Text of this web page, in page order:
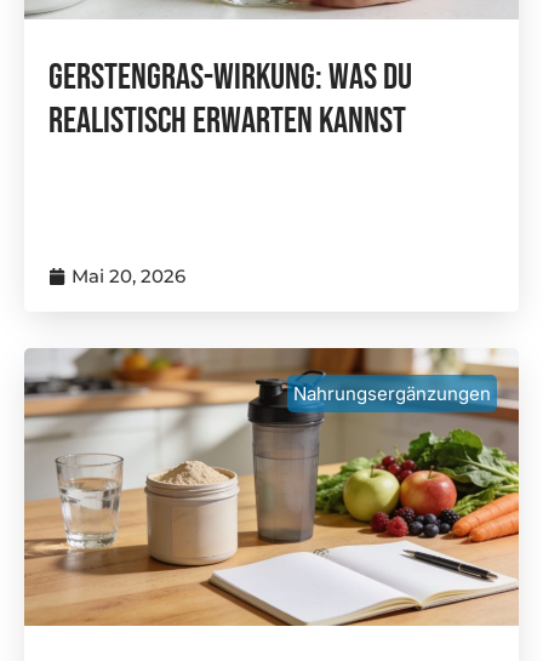
Gerstengras-Wirkung: Was Du
Realistisch Erwarten Kannst
Mai 20, 2026
Nahrungsergänzungen